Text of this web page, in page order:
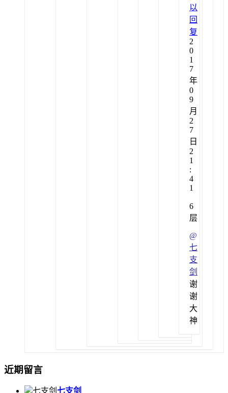
以
回
复
2
0
1
7
年
0
9
月
2
7
日
2
1
:
4
1
6
层
@
七
支
剑
谢
谢
大
神
近期留言
七支剑